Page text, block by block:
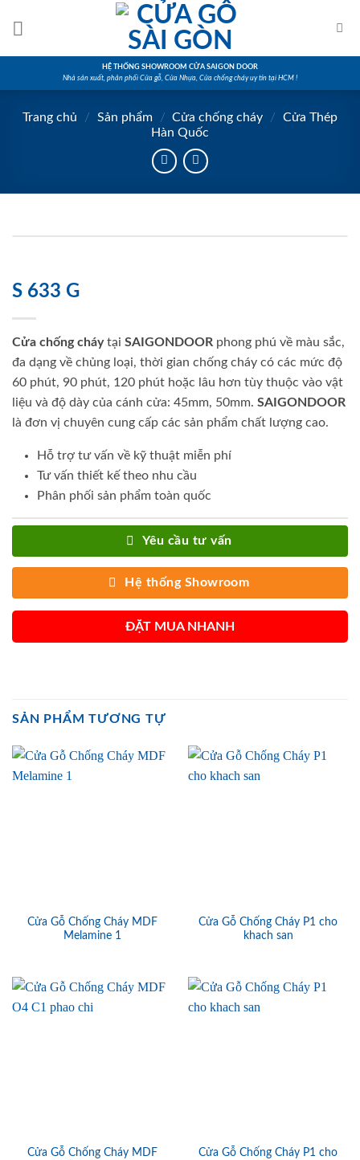
HỆ THỐNG SHOWROOM CỬA SAIGON DOOR
Nhà sản xuất, phân phối Cửa gỗ, Cửa Nhựa, Cửa chống cháy uy tín tại HCM !
Trang chủ / Sản phẩm / Cửa chống cháy /
Cửa Thép
Hàn Quốc
S 633 G
Cửa chống cháytại SAIGONDOOR phong phú về màu sắc,
đa dạng về chủng loại, thời gian chống cháy có các mức độ
60 phút, 90 phút, 120 phút hoặc lâu hơn tùy thuộc vào vật
liệu và độ dày của cánh cửa: 45mm, 50mm. SAIGONDOOR
là đơn vị chuyên cung cấp các sản phẩm chất lượng cao.
Hỗ trợ tư vấn về kỹ thuật miễn phí
Tư vấn thiết kế theo nhu cầu
Phân phối sản phẩm toàn quốc
Yêu cầu tư vấn
Hệ thống Showroom
ĐẶT MUA NHANH
SẢN PHẨM TƯƠNG TỰ
Cửa Gỗ Chống Cháy MDF
Melamine 1
Cửa Gỗ Chống Cháy P1 cho
khach san
Cửa Gỗ Chống Cháy MDF
Cửa Gỗ Chống Cháy P1 cho